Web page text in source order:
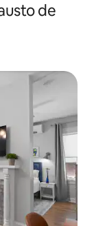
de